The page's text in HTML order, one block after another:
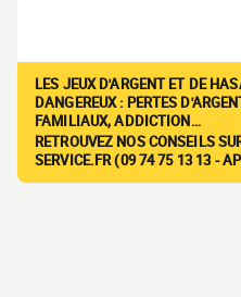
LES JEUX D'ARGENT ET DE
DANGEREUX : PERTES
FAMILIAUX, ADDICTION…
RETROUVEZ NOS CONSEILS
SERVICE.FR (09 74 75 13 13 -